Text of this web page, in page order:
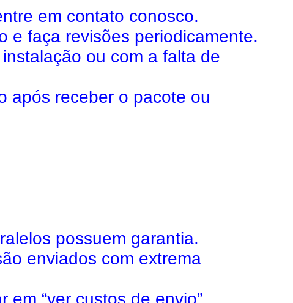
em contato conosco.
e faça revisões periodicamente.
ou com a falta de
após receber o pacote ou
possuem garantia.
enviados com extrema
“ver custos de envio”.